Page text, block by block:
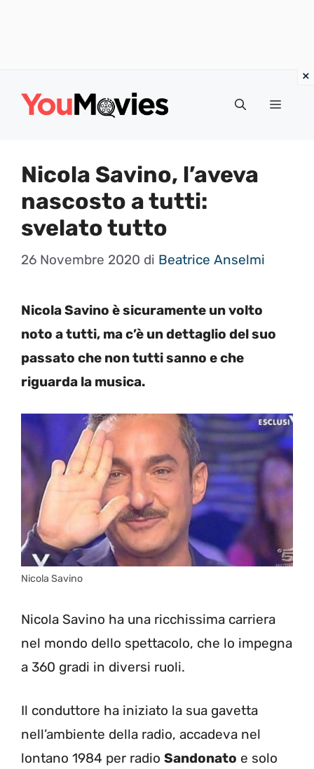
Menu
Nicola Savino, l’aveva
nascosto a tutti:
svelato tutto
26 Novembre 2020 di Beatrice Anselmi
Nicola Savino è sicuramente un volto
noto a tutti, ma c’è un dettaglio del suo
passato che non tutti sanno e che
riguarda la musica.
Nicola Savino
Nicola Savino ha una ricchissima carriera
nel mondo dello spettacolo, che lo impegna
a 360 gradi in diversi ruoli.
Il conduttore ha iniziato la sua gavetta
nell’ambiente della radio, accadeva nel
lontano 1984 per radio Sandonato e solo